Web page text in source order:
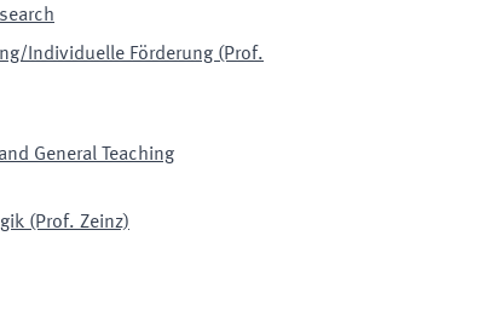
Individuelle Förderung (Prof.
General Teaching
(Prof. Zeinz)